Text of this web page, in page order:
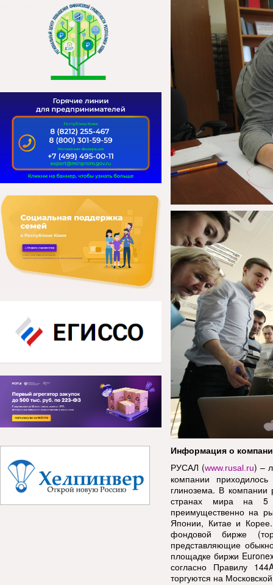
Информация о
РУСАЛ (www.rusal.ru) –
компании
глинозема. В компании
странах мира на 5
преимущественно на
Японии, Китае и
фондовой бирже
представляющие
площадке биржи
согласно Правилу
торгуются на